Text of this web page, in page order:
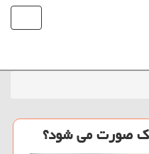
صورت می شود؟